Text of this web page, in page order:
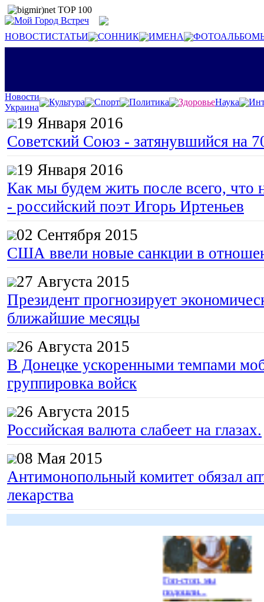
НОВОСТИСТАТЬИ СОННИК ИМЕНА
Новости
Украина
Культура Спорт Политика ЗдоровьеНаука
19 Января 2016
Советский Союз - затянувшийся на
19 Января 2016
Как мы будем жить после всего, что
- российский поэт Игорь Иртеньев
02 Сентября 2015
США ввели новые санкции в
27 Августа 2015
Президент прогнозирует
ближайшие месяцы
26 Августа 2015
В Донецке ускоренными темпами
группировка войск
26 Августа 2015
Российская валюта слабеет на глазах.
08 Мая 2015
Антимонопольный комитет обязал
лекарства
Гоп-стоп, мы
подошли...